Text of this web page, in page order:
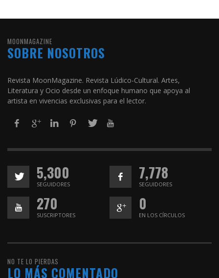
MOONMAGAZINE
SOBRE NOSOTROS
Revista MoonMagazine. Revista Lúdico-Cultural. Artes,
Literatura y Ocio desde un enfoque humano que apoya al
artista en vivencias exclusivas para el lector.
5,300
SEGUIDORES
7,778
SEGUIDORES
270
SUSCRIPTORES
0
EN LOS CÍRCULOS
NO TE LO PIERDAS
LO MÁS COMENTADO